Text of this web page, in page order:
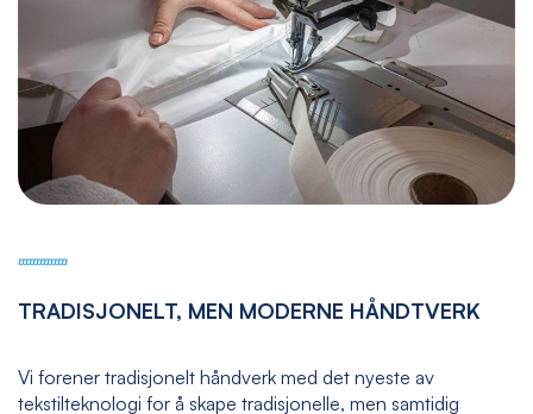
TRADISJONELT, MEN MODERNE HÅNDTVERK
Vi forener tradisjonelt håndverk med det nyeste av
tekstilteknologi for å skape tradisjonelle, men samtidig